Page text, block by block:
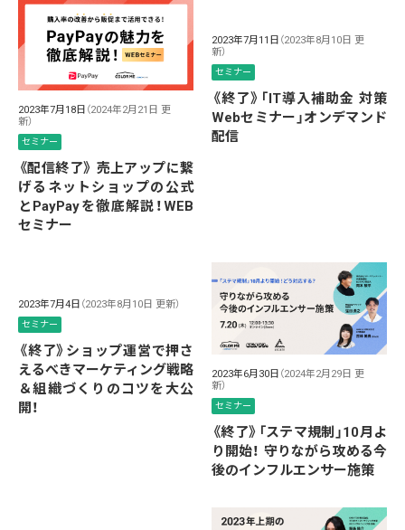
2023年7月18日 （2024年2月21日 更
新）
セミナー
《配信終了》 売上アップに繋
げるネットショップの公式
とPayPayを徹底解説！WEB
セミナー
2023年7月11日 （2023年8月10日 更
新）
セミナー
《終了》「IT導入補助金 対策
Webセミナー」オンデマンド
配信
2023年7月4日 （2023年8月10日 更新）
セミナー
《終了》ショップ運営で押さ
えるべきマーケティング戦略
＆組織づくりのコツを大公
開！
2023年6月30日 （2024年2月29日 更
新）
セミナー
《終了》「ステマ規制」10月よ
り開始！ 守りながら攻める今
後のインフルエンサー施策